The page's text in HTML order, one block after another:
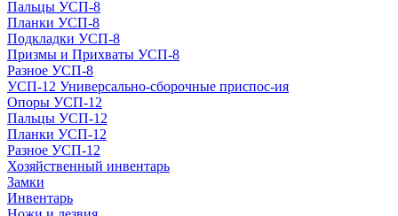
Пальцы УСП-8
Планки УСП-8
Подкладки УСП-8
Призмы и Прихваты УСП-8
Разное УСП-8
УСП-12 Универсально-сборочные приспос-ия
Опоры УСП-12
Пальцы УСП-12
Планки УСП-12
Разное УСП-12
Хозяйственный инвентарь
Замки
Инвентарь